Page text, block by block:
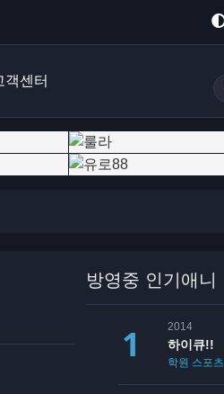
객센터
방영중 인기애니
2014
하이큐!!
학원 스포츠